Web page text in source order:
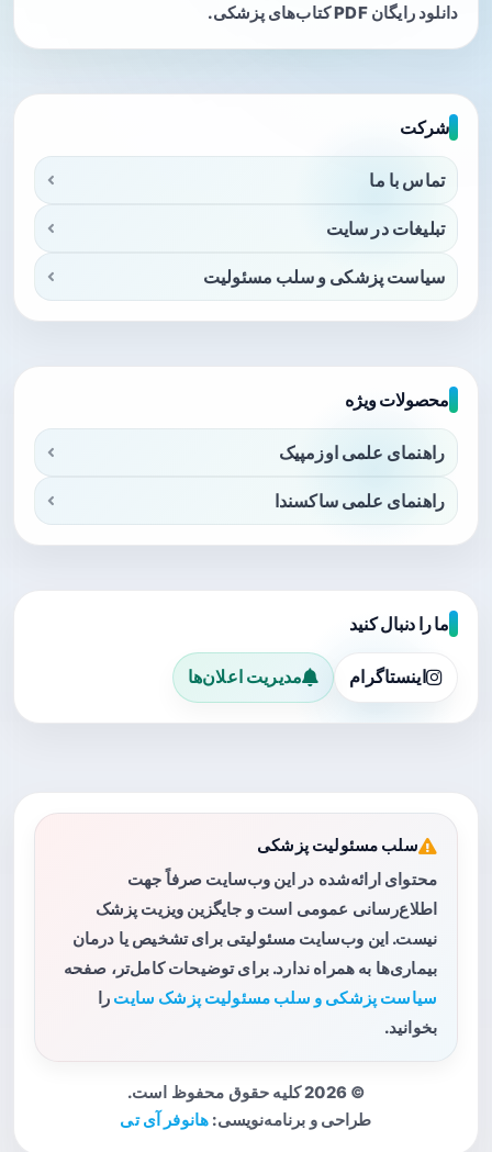
دانلود رایگان PDF کتاب‌های پزشکی.
شرکت
تماس با ما
تبلیغات در سایت
سیاست پزشکی و سلب مسئولیت
محصولات ویژه
راهنمای علمی اوزمپیک
راهنمای علمی ساکسندا
ما را دنبال کنید
اینستاگرام مدیریت اعلان‌ها
سلب مسئولیت پزشکی
محتوای ارائه‌شده در این وب‌سایت صرفاً جهت
اطلاع‌رسانی عمومی است و جایگزین ویزیت پزشک
نیست. این وب‌سایت مسئولیتی برای تشخیص یا درمان
بیماری‌ها به همراه ندارد. برای توضیحات کامل‌تر، صفحه
سیاست پزشکی و سلب مسئولیت پزشک سایت را
بخوانید.
© 2026 کلیه حقوق محفوظ است.
طراحی و برنامه‌نویسی: هانوفر آی تی